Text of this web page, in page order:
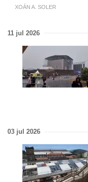
XOÁN A. SOLER
11 jul 2026
03 jul 2026